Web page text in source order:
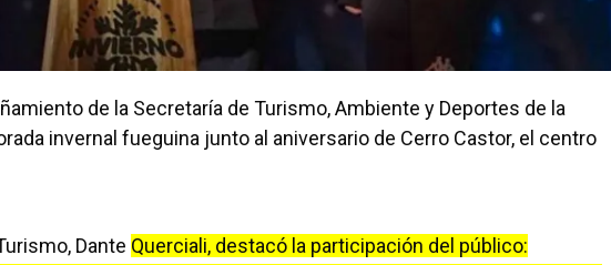
de la Secretaría de Turismo, Ambiente y Deportes de la
invernal fueguina junto al aniversario de Cerro Castor, el centro
Dante Querciali, destacó la participación del público: